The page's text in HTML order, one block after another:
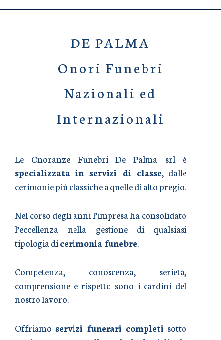
DE PALMA
Onori Funebri
Nazionali ed
Internazionali
Le Onoranze Funebri De Palma srl è
specializzata in servizi di classe, dalle
cerimonie più classiche a quelle di alto pregio.
Nel corso degli anni l’impresa ha consolidato
l’eccellenza nella gestione di qualsiasi
tipologia dicerimonia funebre.
Competenza, conoscenza, serietà,
comprensione e rispetto sono i cardini del
nostro lavoro.
Offriamo servizi funerari completi sotto